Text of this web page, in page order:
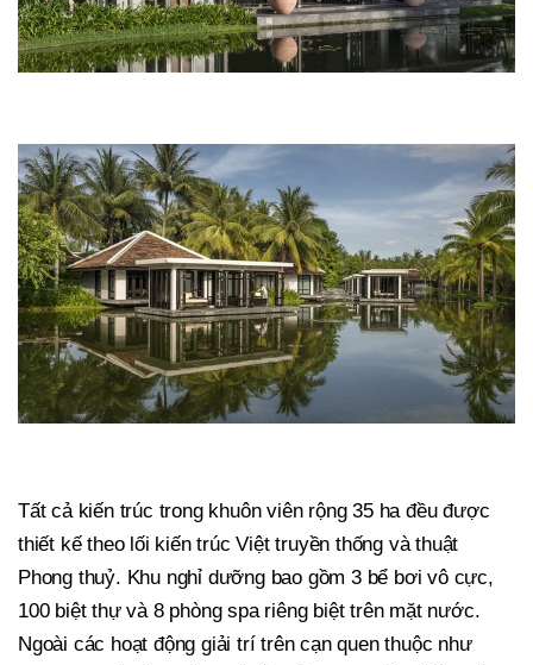
Tất cả kiến trúc trong khuôn viên rộng 35 ha đều được
thiết kế theo lối kiến trúc Việt truyền thống và thuật
Phong thuỷ. Khu nghỉ dưỡng bao gồm 3 bể bơi vô cực,
100 biệt thự và 8 phòng spa riêng biệt trên mặt nước.
Ngoài các hoạt động giải trí trên cạn quen thuộc như